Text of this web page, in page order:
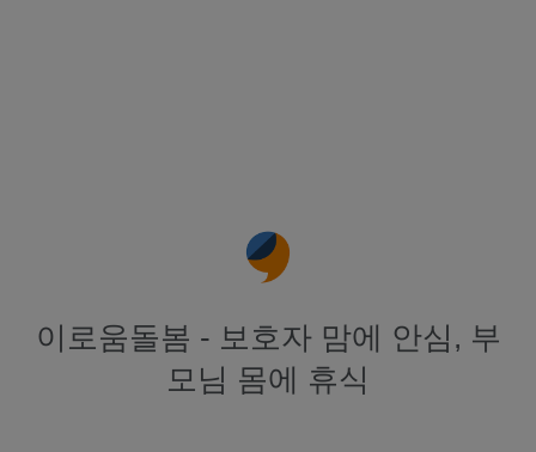
이로움돌봄 - 보호자 맘에 안심, 부
모님 몸에 휴식